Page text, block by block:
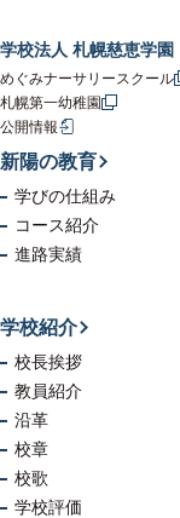
学校法人 札幌慈恵学園
めぐみナーサリースクール
札幌第一幼稚園
公開情報
新陽の教育
学びの仕組み
コース紹介
進路実績
学校紹介
校長挨拶
教員紹介
沿革
校章
校歌
学校評価